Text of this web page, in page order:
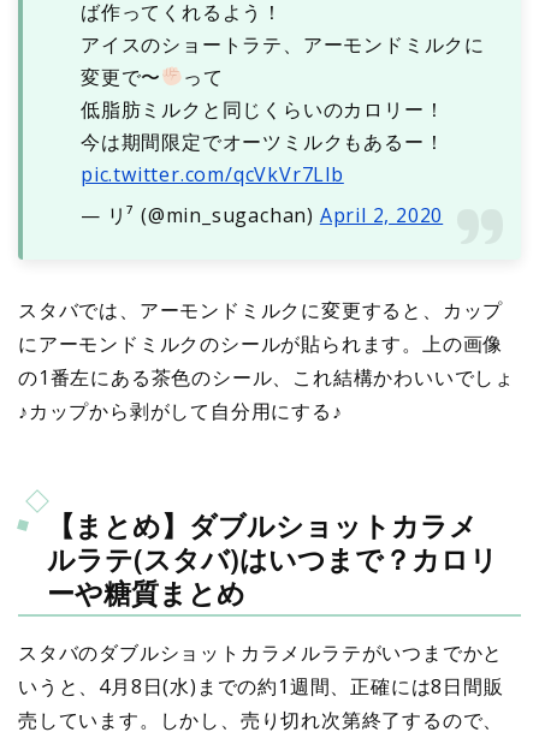
ば作ってくれるよう！
アイスのショートラテ、アーモンドミルクに
変更で〜
って
低脂肪ミルクと同じくらいのカロリー！
今は期間限定でオーツミルクもあるー！
pic.twitter.com/qcVkVr7Llb
— リ⁷ (@min_sugachan) April 2, 2020
スタバでは、アーモンドミルクに変更すると、カップ
にアーモンドミルクのシールが貼られます。上の画像
の1番左にある茶色のシール、これ結構かわいいでしょ
♪カップから剥がして自分用にする♪
【まとめ】ダブルショットカラメ
ルラテ(スタバ)はいつまで？カロリ
ーや糖質まとめ
スタバのダブルショットカラメルラテがいつまでかと
いうと、4月8日(水)までの約1週間、正確には8日間販
売しています。しかし、売り切れ次第終了するので、